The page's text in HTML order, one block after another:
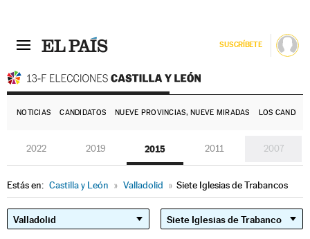
SUSCRÍBETE
NOTICIAS CANDIDATOS NUEVE PROVINCIAS, NUEVE MIRADAS LOS
2022 2019 2015 2011 2007
Estás en: Castilla y León » Valladolid » Siete Iglesias de Trabancos